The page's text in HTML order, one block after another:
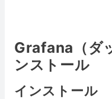
Grafana（ダ
ンストール
インストール